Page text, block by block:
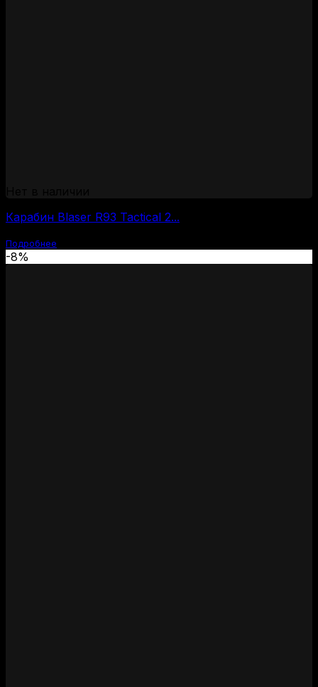
Карабин Blaser R93 Tactical 2...
Подробнее
-8%